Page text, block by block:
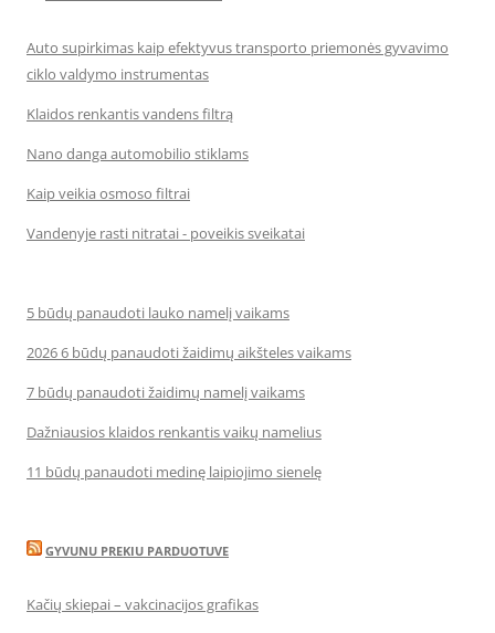
Auto supirkimas kaip efektyvus transporto priemonės gyvavimo
ciklo valdymo instrumentas
Klaidos renkantis vandens filtrą
Nano danga automobilio stiklams
Kaip veikia osmoso filtrai
Vandenyje rasti nitratai - poveikis sveikatai
5 būdų panaudoti lauko namelį vaikams
2026 6 būdų panaudoti žaidimų aikšteles vaikams
7 būdų panaudoti žaidimų namelį vaikams
Dažniausios klaidos renkantis vaikų namelius
11 būdų panaudoti medinę laipiojimo sienelę
GYVUNU PREKIU PARDUOTUVE
Kačių skiepai – vakcinacijos grafikas